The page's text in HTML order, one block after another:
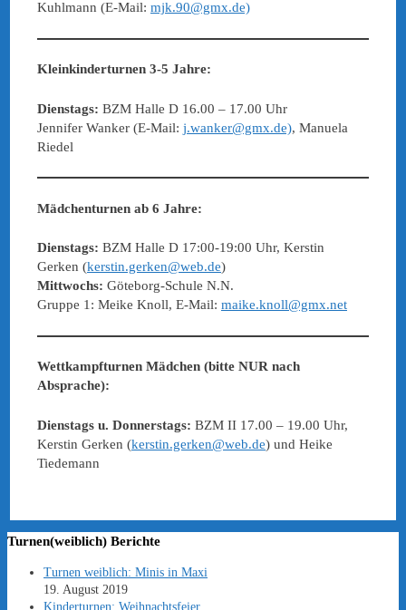
Kuhlmann (E-Mail: mjk.90@gmx.de)
Kleinkinderturnen 3-5 Jahre:
Dienstags: BZM Halle D 16.00 – 17.00 Uhr
Jennifer Wanker (E-Mail: j.wanker@gmx.de), Manuela
Riedel
Mädchenturnen ab 6 Jahre:
Dienstags: BZM Halle D 17:00-19:00 Uhr, Kerstin
Gerken (kerstin.gerken@web.de)
Mittwochs: Göteborg-Schule N.N.
Gruppe 1: Meike Knoll, E-Mail: maike.knoll@gmx.net
Wettkampfturnen Mädchen (bitte NUR nach
Absprache):
Dienstags u. Donnerstags: BZM II 17.00 – 19.00 Uhr,
Kerstin Gerken (kerstin.gerken@web.de) und Heike
Tiedemann
Turnen(weiblich) Berichte
Turnen weiblich: Minis in Maxi
19. August 2019
Kinderturnen: Weihnachtsfeier